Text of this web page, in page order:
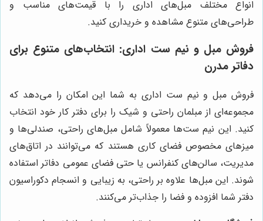
انواع مختلف مبل‌های اداری را با قیمت‌های مناسب و
طراحی‌های متنوع مشاهده و خریداری کنید.
فروش مبل و نیم ست اداری: انتخاب‌های متنوع برای
دفاتر مدرن
فروش مبل و نیم ست اداری به شما این امکان را می‌دهد که
مجموعه‌ای از مبلمان راحتی و شیک را برای دفتر کار خود انتخاب
کنید. این نیم ست‌ها معمولاً شامل مبل‌های راحتی، صندلی‌ها و
میزهای مخصوص فضای کاری هستند که می‌توانند در اتاق‌های
مدیریت، سالن‌های کنفرانس یا حتی فضای عمومی دفاتر استفاده
شوند. این مبل‌ها علاوه بر راحتی، به زیبایی و انسجام دکوراسیون
دفتر شما افزوده و فضا را جذاب‌تر می‌کنند.